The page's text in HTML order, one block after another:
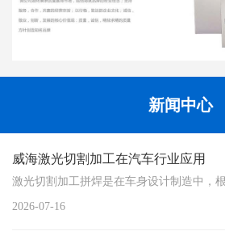
新闻中心
威海激光切割加工在汽车行业应用
2026-07-16